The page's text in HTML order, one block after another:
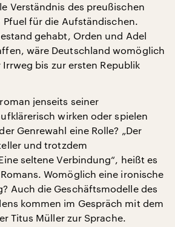
Verständnis des preußischen
Pfuel für die Aufständischen.
gehabt, Orden und Adel
wäre Deutschland womöglich
bis zur ersten Republik
jenseits seiner
wirken oder spielen
Genrewahl eine Rolle? „Der
und trotzdem
seltene Verbindung“, heißt es
Womöglich eine ironische
Auch die Geschäftsmodelle des
kommen im Gespräch mit dem
Titus Müller zur Sprache.